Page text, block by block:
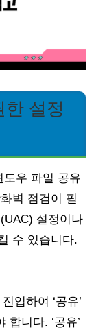
설정
우 파일 공유
벽 점검이 필
설정이나
수 있습니다.
입하여 ‘공유’
합니다. ‘공유’